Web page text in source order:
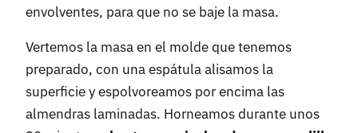
envolventes, para que no se baje la masa.
Vertemos la masa en el molde que tenemos
preparado, con una espátula alisamos la
superficie y espolvoreamos por encima las
almendras laminadas. Horneamos durante unos